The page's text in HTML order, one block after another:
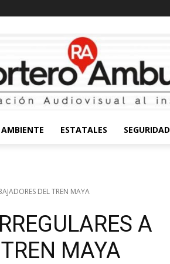
ESTATALES SEGURIDAD
DEL TREN MAYA
A
MAYA